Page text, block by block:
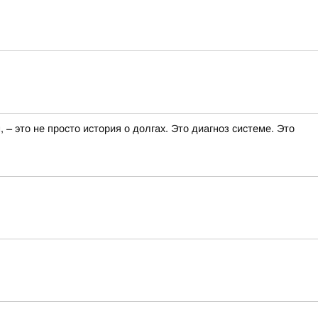
не просто история о долгах. Это диагноз системе. Это